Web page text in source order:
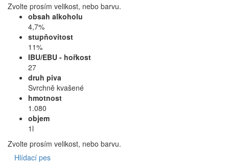
Zvolte prosím velikost, nebo barvu.
obsah alkoholu
4,7%
stupňovitost
11%
IBU/EBU - hořkost
27
druh piva
Svrchně kvašené
hmotnost
1.080
objem
1l
Zvolte prosím velikost, nebo barvu.
Hlídací pes